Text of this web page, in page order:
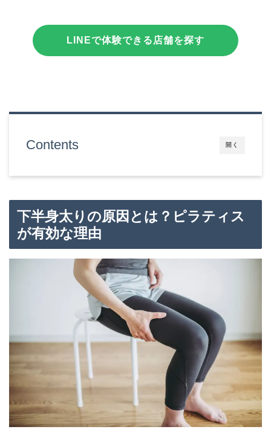
LINEで体験できる店舗を探す
開く
Contents
下半身太りの原因とは？ピラティス
が有効な理由